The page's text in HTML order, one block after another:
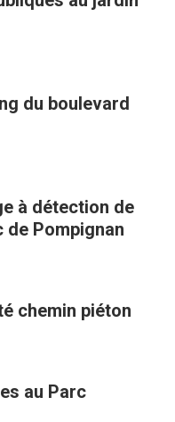
du boulevard
à détection de
de Pompignan
chemin piéton
au Parc